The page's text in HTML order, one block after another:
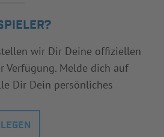
wir Dir Deine offiziellen
Verfügung. Melde dich auf
Dir Dein persönliches